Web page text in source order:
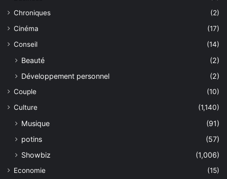
Chroniques
(2)
Cinéma
(17)
Conseil
(14)
Beauté
(2)
Développement personnel
(2)
Couple
(10)
Culture
(1,140)
Musique
(91)
potins
(57)
Showbiz
(1,006)
Economie
(15)